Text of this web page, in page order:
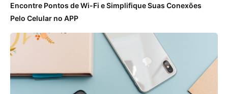
Encontre Pontos de Wi-Fi e Simplifique Suas Conexões
Pelo Celular no APP